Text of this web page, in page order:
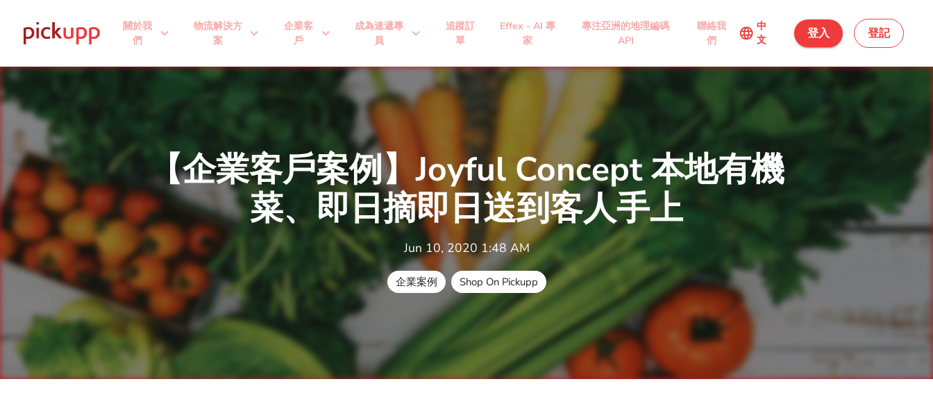
關於我
們
expand_more
物流解決方
案
expand_more
企業客
戶
expand_more
成為速遞專
員
expand_more
追蹤訂
單
Effex - AI 專
家
專注亞洲的地理編碼
API
聯絡我
們
language 中
文
登入 登記
【企業客戶案例】Joyful Concept 本地有機
菜、即日摘即日送到客人手上
Jun 10, 2020 1:48 AM
企業案例 Shop On Pickupp